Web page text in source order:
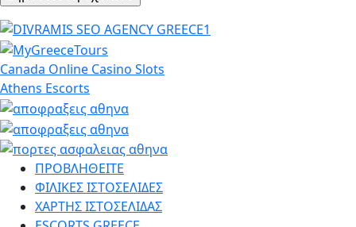
Canada Online Casino Slots
Athens Escorts
ΠΡΟΒΛΗΘΕΙΤΕ
ΦΙΛΙΚΕΣ ΙΣΤΟΣΕΛΙΔΕΣ
ΧΑΡΤΗΣ ΙΣΤΟΣΕΛΙΔΑΣ